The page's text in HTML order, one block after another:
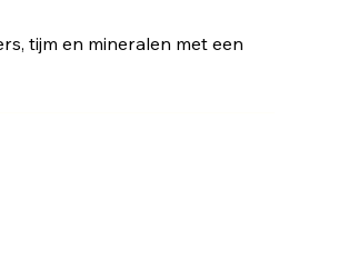
tijm en mineralen met een